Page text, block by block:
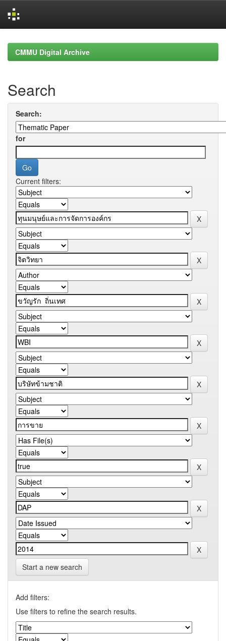
navigationCMMU Digital Archive
Search
Search:
for
Current filters:
Start a new search
Add filters:
Use filters to refine the search results.